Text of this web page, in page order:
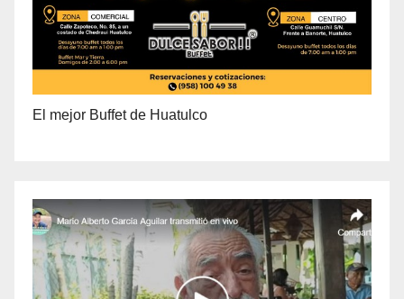
El mejor Buffet de Huatulco